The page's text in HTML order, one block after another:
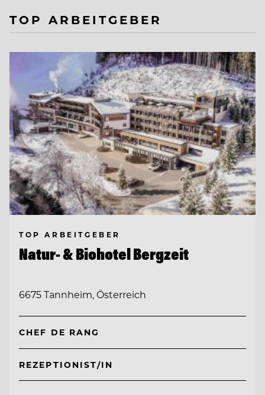
TOP ARBEITGEBER
TOP ARBEITGEBER
Natur- & Biohotel Bergzeit
6675 Tannheim, Österreich
CHEF DE RANG
REZEPTIONIST/IN